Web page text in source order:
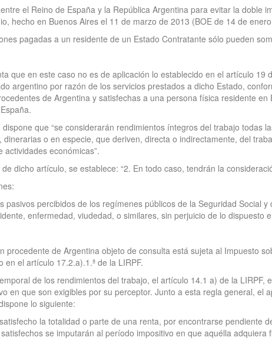
el Reino de España y la República Argentina para evitar la doble
hecho en Buenos Aires el 11 de marzo de 2013 (BOE de 14 de
pagadas a un residente de un Estado Contratante sólo pueden
que en este caso no es de aplicación lo establecido en el artículo
argentino por razón de los servicios prestados a dicho Estado,
de Argentina y satisfechas a una persona física residente
que “se considerarán rendimientos íntegros del trabajo todas
o en especie, que deriven, directa o indirectamente, del
económicas”.
dicho artículo, se establece: “2. En todo caso, tendrán la
pasivos percibidos de los regímenes públicos de la Seguridad Social
enfermedad, viudedad, o similares, sin perjuicio de lo dispuesto
procedente de Argentina objeto de consulta está sujeta al Impuesto
en el artículo 17.2.a).1.ª de la LIRPF.
de los rendimientos del trabajo, el artículo 14.1 a) de la
en que son exigibles por su perceptor. Junto a esta regla general,
lo siguiente:
la totalidad o parte de una renta, por encontrarse pendiente
se imputarán al período impositivo en que aquélla adquiera